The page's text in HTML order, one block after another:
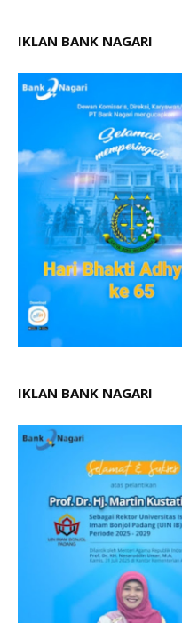
IKLAN BANK NAGARI
IKLAN BANK NAGARI